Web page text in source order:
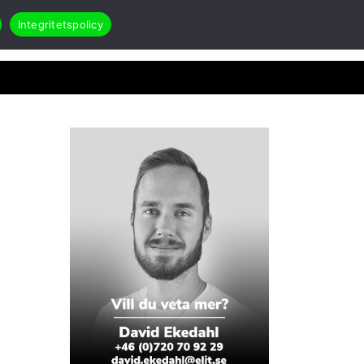
Öppna Applikationer & case
RMA
Integritetspolicy